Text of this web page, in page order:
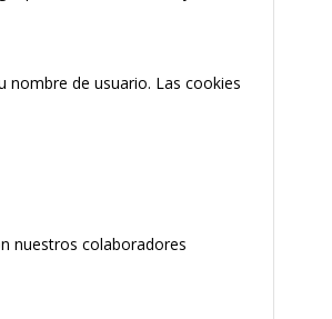
nombre de usuario. Las cookies
nuestros colaboradores